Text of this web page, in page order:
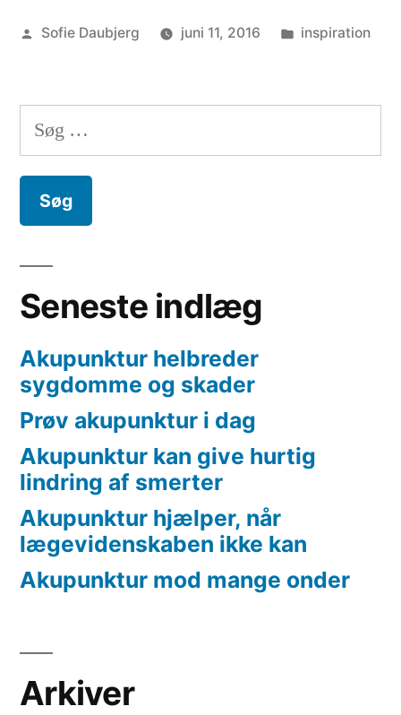
Posted
Sofie Daubjerg juni 11, 2016
Posted
inspiration
Søg
efter:
Seneste indlæg
Akupunktur helbreder
sygdomme og skader
Prøv akupunktur i dag
Akupunktur kan give hurtig
lindring af smerter
Akupunktur hjælper, når
lægevidenskaben ikke kan
Akupunktur mod mange onder
Arkiver